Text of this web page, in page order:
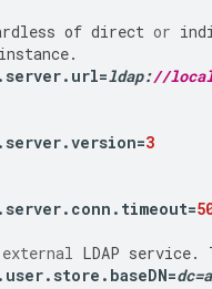
of direct or
instance.
. server. url=ldap://
. server.version=3
. server. conn . timeout=
external LDAP service.
. user. store . baseDN=dc=